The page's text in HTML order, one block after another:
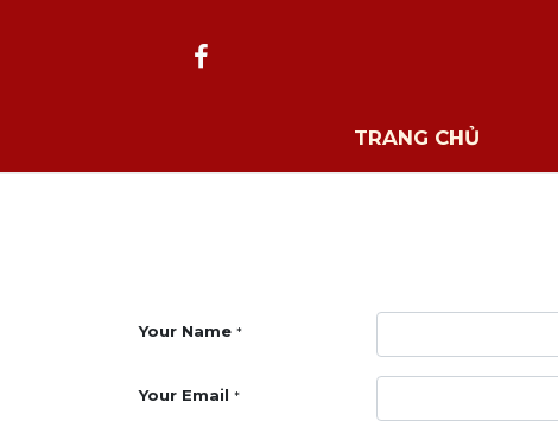
TRANG CHỦ
Your Name *
Your Email *